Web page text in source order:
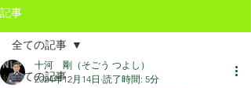
記事
全ての記事
全ての記事
十河 剛（そごう つよし）
2024年12月14日 読了時間: 5分